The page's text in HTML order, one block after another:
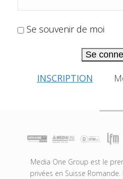
Se souvenir de moi
Se
INSCRIPTION
Media One Group est le
privées en Suisse